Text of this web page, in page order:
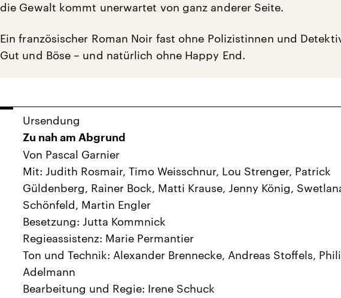
die Gewalt kommt unerwartet von ganz anderer Seite.
Ein französischer Roman Noir fast ohne Polizistinnen und
Gut und Böse – und natürlich ohne Happy End.
Ursendung
Zu nah am Abgrund
Von Pascal Garnier
Mit: Judith Rosmair, Timo Weisschnur, Lou Strenger, Patrick
Güldenberg, Rainer Bock, Matti Krause, Jenny König,
Schönfeld, Martin Engler
Besetzung: Jutta Kommnick
Regieassistenz: Marie Permantier
Ton und Technik: Alexander Brennecke, Andreas Stoffels,
Adelmann
Bearbeitung und Regie: Irene Schuck